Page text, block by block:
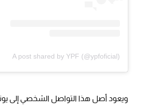
A post shared by YPF (@ypfoficial)